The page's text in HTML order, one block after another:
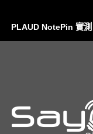
PLAUD NotePin 實